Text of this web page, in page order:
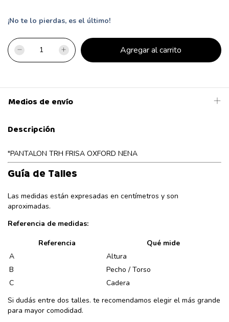
¡No te lo pierdas, es el último!
Medios de envío
Descripción
"PANTALON TRH FRISA OXFORD NENA
Guía de Talles
Las medidas están expresadas en centímetros y son
aproximadas.
Referencia de medidas:
Referencia
Qué mide
A
Altura
B
Pecho / Torso
C
Cadera
Si dudás entre dos talles. te recomendamos elegir el más grande
para mayor comodidad.